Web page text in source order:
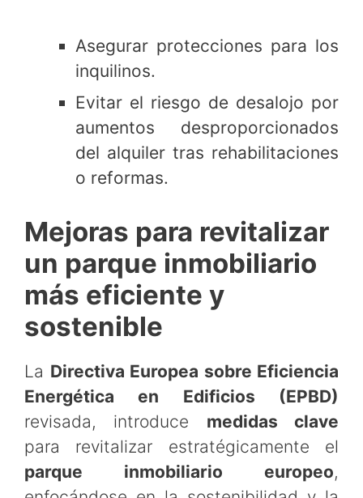
Asegurar protecciones para los
inquilinos.
Evitar el riesgo de desalojo por
aumentos desproporcionados
del alquiler tras rehabilitaciones
o reformas.
Mejoras para revitalizar
un parque inmobiliario
más eficiente y
sostenible
La Directiva Europea sobre Eficiencia
Energética en Edificios (EPBD)
revisada, introduce medidas clave
para revitalizar estratégicamente el
parque inmobiliario europeo,